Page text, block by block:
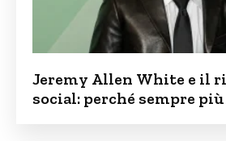
Jeremy Allen White e il
social: perché sempre